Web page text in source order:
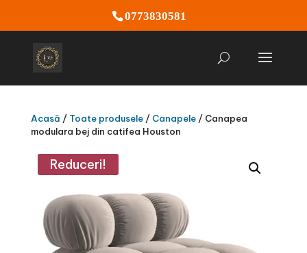
0773830581
Acasă / Toate produsele/ Canapele/ Canapea
modulara bej din catifea Houston
Reduceri!